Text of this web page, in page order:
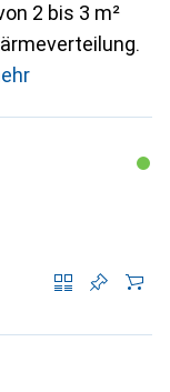
2 bis 3 m²